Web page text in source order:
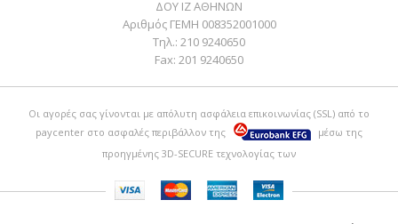
ΔΟΥ ΙΖ ΑΘΗΝΩΝ
Αριθμός ΓΕΜΗ 008352001000
Τηλ.: 210 9240650
Fax: 201 9240650
Οι αγορές σας γίνονται με απόλυτη ασφάλεια επικοινωνίας (SSL) από το
paycenter στο ασφαλές περιβάλλον της
μέσω της
προηγμένης 3D-SECURE τεχνολογίας των